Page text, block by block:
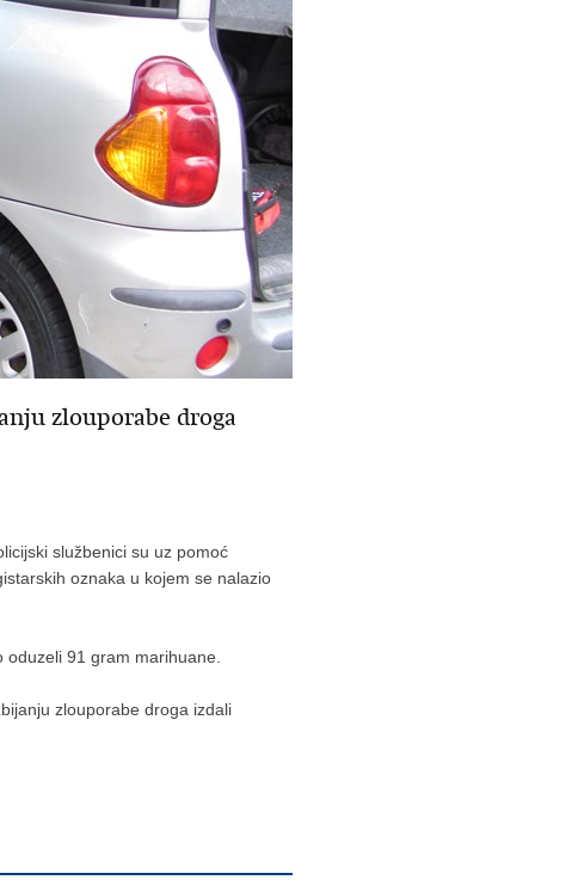
zlouporabe droga
službenici su uz pomoć
oznaka u kojem se nalazio
91 gram marihuane.
zlouporabe droga izdali